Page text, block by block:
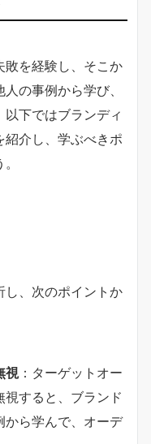
敗を経験し、そこか
の事例から学び、
下ではブランディ
紹介し、学ぶべきポ
し、次のポイントか
視：ターゲットオー
すると、ブランド
から学んで、オーデ